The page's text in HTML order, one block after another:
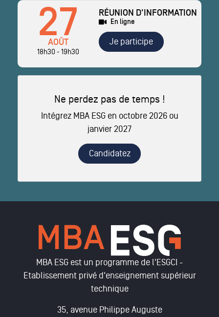
27
AOÛT
18h30 - 19h30
RÉUNION D'INFORMATION
En ligne
Je participe
Ne perdez pas de temps !
Intégrez MBA ESG en octobre 2026 ou
janvier 2027
Candidatez
MBA ESG est un programme de l'ESGCI -
Etablissement privé d'enseignement supérieur
technique
35, avenue Philippe Auguste